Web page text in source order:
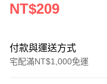
NT$209
付款與運送方式
宅配滿NT$1,000免運